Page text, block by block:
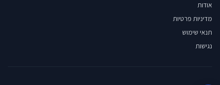
אודות
מדיניות פרטיות
תנאי שימוש
נגישות